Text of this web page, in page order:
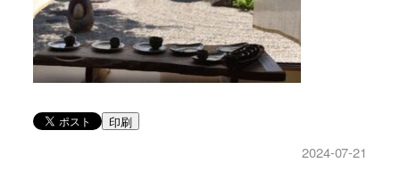
印刷
2024-07-21